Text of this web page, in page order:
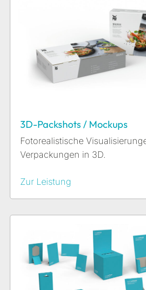
3D-Packshots / Mockups
Fotorealistische
Verpackungen in 3D.
Zur Leistung